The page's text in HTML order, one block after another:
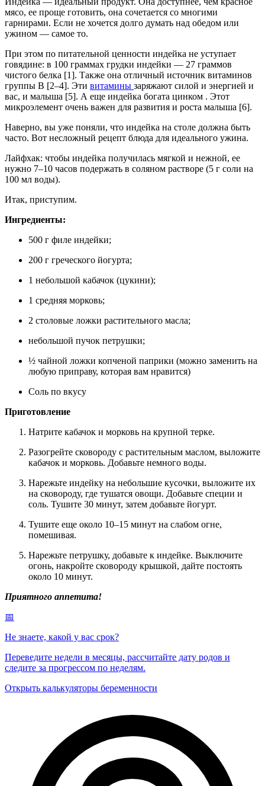
мясо, ее проще готовить, она сочетается со многими
гарнирами. Если не хочется долго думать над обедом или
ужином — самое то.
При этом по питательной ценности индейка не уступает
говядине: в 100 граммах грудки индейки — 27 граммов
чистого белка [1]. Также она отличный источник витаминов
группы B [2–4]. Эти витамины заряжают силой и энергией и
вас, и малыша [5]. А еще индейка богата цинком . Этот
микроэлемент очень важен для развития и роста малыша [6].
Наверно, вы уже поняли, что индейка на столе должна быть
часто. Вот несложный рецепт блюда для идеального ужина.
Лайфхак: чтобы индейка получилась мягкой и нежной, ее
нужно 7–10 часов подержать в соляном растворе (5 г соли на
100 мл воды).
Итак, приступим.
Ингредиенты:
500 г филе индейки;
200 г греческого йогурта;
1 небольшой кабачок (цукини);
1 средняя морковь;
2 столовые ложки растительного масла;
небольшой пучок петрушки;
½ чайной ложки копченой паприки (можно заменить на
любую приправу, которая вам нравится)
Соль по вкусу
Приготовление
Натрите кабачок и морковь на крупной терке.
Разогрейте сковороду с растительным маслом, выложите
кабачок и морковь. Добавьте немного воды.
Нарежьте индейку на небольшие кусочки, выложите их
на сковороду, где тушатся овощи. Добавьте специи и
соль. Тушите 30 минут, затем добавьте йогурт.
Тушите еще около 10–15 минут на слабом огне,
помешивая.
Нарежьте петрушку, добавьте к индейке. Выключите
огонь, накройте сковороду крышкой, дайте постоять
около 10 минут.
Приятного аппетита!
📅
Не знаете, какой у вас срок?
Переведите недели в месяцы, рассчитайте дату родов и
следите за прогрессом по неделям.
Открыть калькуляторы беременности